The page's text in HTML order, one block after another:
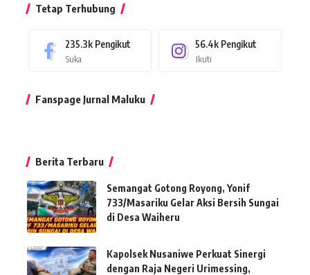
Tetap Terhubung
235.3k Pengikut
Suka
56.4k Pengikut
Ikuti
Fanspage Jurnal Maluku
Berita Terbaru
Semangat Gotong Royong, Yonif
733/Masariku Gelar Aksi Bersih Sungai
di Desa Waiheru
Kapolsek Nusaniwe Perkuat Sinergi
dengan Raja Negeri Urimessing,